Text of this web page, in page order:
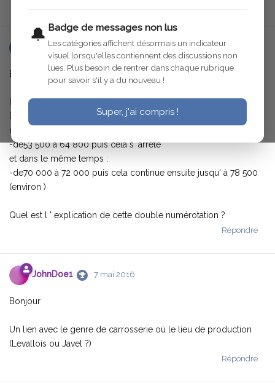
🔔 Badge de messages non lus
Les catégories affichent désormais un indicateur
visuel lorsqu'elles contiennent des discussions non
lues. Plus besoin de rentrer dans chaque rubrique
pour savoir s'il y a du nouveau !
Super, j'ai compris !
Berjac 7 mai 2016
Bonjour
Il y a des interrogations au vu d 'un tel constat :
Dans les années 30 , il y a eu SIMULTANÉMENT deux
numérotations sur les C6 F
-de53 500 à 64 800 puis cela s 'arrête
et dans le même temps :
-de70 000 à 72 000 puis cela continue ensuite jusqu' à 78 500
(environ )
Quel est l ' explication de cette double numérotation ?
Répondre
JohnDoe1 7 mai 2016
Bonjour
Un lien avec le genre de carrosserie où le lieu de production
(Levallois ou Javel ?)
Répondre